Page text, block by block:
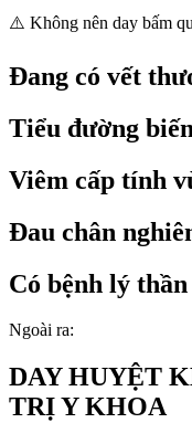
⚠️ Không nên day bấm
Đang có vết
Tiểu đường
Viêm cấp tính
Đau chân
Có bệnh lý
Ngoài ra:
DAY HUYỆT
TRỊ Y KHOA